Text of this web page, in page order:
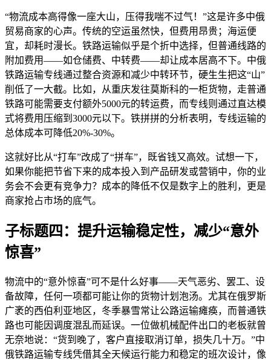
“物流成本高得像一座大山，压得我喘不过气！”这是许多中俄
贸易商家的心声。传统的空运虽然快，但费用昂贵；海运便
宜，却耗时漫长。铁路运输似乎是个折中选择，但普通线路的
附加费用——如仓储费、中转费——却让成本居高不下。中俄
铁路运输专线通过整合资源和减少中转环节，硬生生把这“山”
削低了一大截。比如，从重庆发往莫斯科的一柜货物，走普通
铁路可能需要支付额外5000元的转运费，而专线则通过直达模
式将费用压缩到3000元以下。铁拼拼的分析表明，专线运输的
总体成本可降低20%-30%。
这就好比从“打车”改成了“拼车”，既省钱又高效。试想一下，
如果你能把节省下来的成本投入到产品研发或营销中，你的业
务会不会更有竞争力？成本的降低不仅是数字上的胜利，更是
商家抢占市场的底气。
子标题四：提升运输稳定性，减少“意外
惊喜”
物流中的“意外惊喜”可不是什么好事——天气恶劣、罢工、设
备故障，任何一项都可能让你的货物计划泡汤。尤其在俄罗斯
广袤的西伯利亚地区，冬季暴雪常让公路运输瘫痪，而普通铁
路也可能因调度混乱而延误。一位做机械配件出口的老板就曾
无奈地说：“货到晚了，客户直接取消订单，损失几十万。”中
俄铁路运输专线凭借其全天候运行能力和稳定的班次设计，像